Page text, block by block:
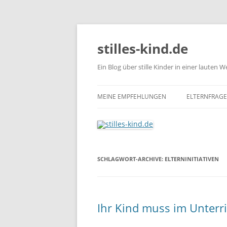
stilles-kind.de
Ein Blog über stille Kinder in einer lauten
MEINE EMPFEHLUNGEN
SCHLAGWORT-ARCHIVE: ELTERNINITIATIVEN
Ihr Kind muss im